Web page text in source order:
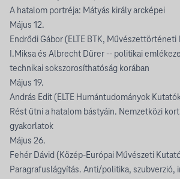
A hatalom portréja: Mátyás király arcképei
Május 12.
Endrődi Gábor (ELTE BTK, Művészettörténeti
I.Miksa és Albrecht Dürer -- politikai
technikai sokszorosíthatóság korában
Május 19.
András Edit (ELTE Humántudományok
Rést ütni a hatalom bástyáin. Nemzetközi
gyakorlatok
Május 26.
Fehér Dávid (Közép-Európai Művészeti
Paragrafuslágyítás. Anti/politika, szubverzió,